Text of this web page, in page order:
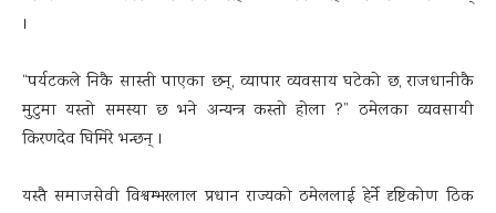
।
“पर्यटकले निकै सास्ती पाएका छन्, व्यापार व्यवसाय घटेको छ, राजधानीकै
मुटुमा यस्तो समस्या छ भने अन्यन्त्र कस्तो होला ?” ठमेलका व्यवसायी
किरणदेव घिमिरे भन्छन् ।
यस्तै समाजसेवी विश्वम्भरलाल प्रधान राज्यको ठमेललाई हेर्ने दृष्टिकोण ठिक